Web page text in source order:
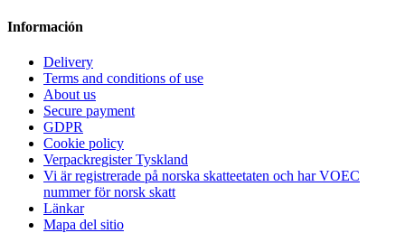
Información
Delivery
Terms and conditions of use
About us
Secure payment
GDPR
Cookie policy
Verpackregister Tyskland
Vi är registrerade på norska skatteetaten och har VOEC
nummer för norsk skatt
Länkar
Mapa del sitio